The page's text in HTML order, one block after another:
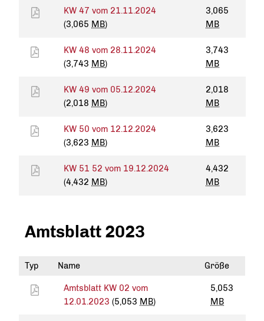
KW 47 vom 21.11.2024
(3,065 MB)
3,065
MB
KW 48 vom 28.11.2024
(3,743 MB)
3,743
MB
KW 49 vom 05.12.2024
(2,018 MB)
2,018
MB
KW 50 vom 12.12.2024
(3,623 MB)
3,623
MB
KW 51 52 vom 19.12.2024
(4,432 MB)
4,432
MB
Amtsblatt 2023
Typ Name Größe
Amtsblatt KW 02 vom
12.01.2023 (5,053 MB)
5,053
MB